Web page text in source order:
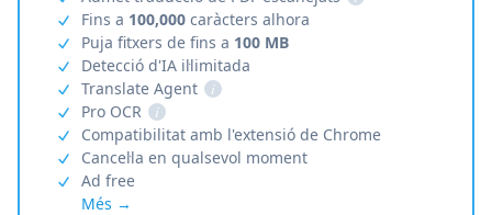
Fins a 100,000 caràcters alhora
Puja fitxers de fins a 100 MB
Detecció d'IA il·limitada
Translate Agent
i
Pro OCR
i
Compatibilitat amb l'extensió de Chrome
Cancel·la en qualsevol moment
Ad free
Més →